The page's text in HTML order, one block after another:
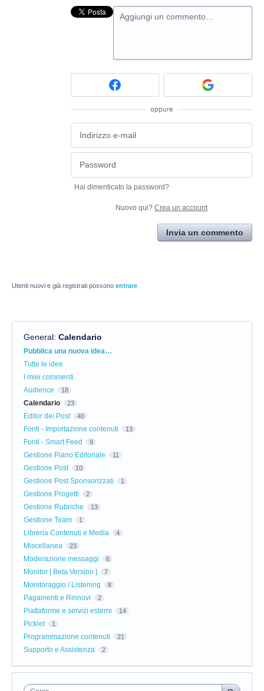
Aggiungi un commento…
oppure
Hai dimenticato la password?
Nuovo qui? Crea un account
Invia un commento
Utenti nuovi e già registrati possono entrare
General: Calendario
Categorie
Pubblica una nuova idea…
Tutte le idee
I miei commenti
Audience
18
Calendario 23
Editor dei Post 40
Fonti - Importazione contenuti 13
Fonti - Smart Feed 9
Gestione Piano Editoriale 11
Gestione Post 10
Gestione Post Sponsorizzati 1
Gestione Progetti 2
Gestione Rubriche 13
Gestione Team 1
Libreria Contenuti e Media 4
Miscellanea 23
Moderazione messaggi 6
Monitor [ Beta Version ] 7
Monitoraggio / Listening 8
Pagamenti e Rinnovi 2
Piattaforme e servizi esterni 14
Picklet 1
Programmazione contenuti 21
Supporto e Assistenza 2